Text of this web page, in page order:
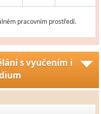
pracovním prostředí.
s vyučením i